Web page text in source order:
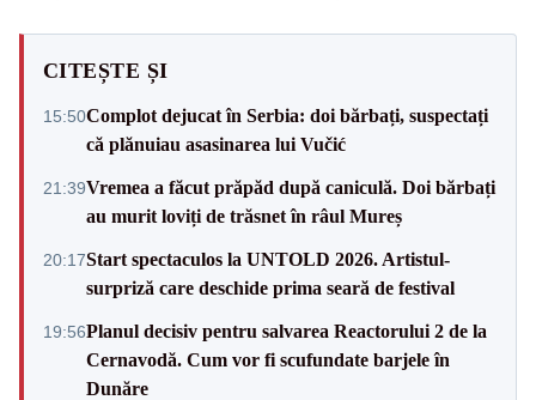
CITEȘTE ȘI
15:50Complot dejucat în Serbia: doi bărbați, suspectați
că plănuiau asasinarea lui Vučić
21:39Vremea a făcut prăpăd după caniculă. Doi bărbați
au murit loviți de trăsnet în râul Mureș
20:17Start spectaculos la UNTOLD 2026. Artistul-
surpriză care deschide prima seară de festival
19:56Planul decisiv pentru salvarea Reactorului 2 de la
Cernavodă. Cum vor fi scufundate barjele în
Dunăre